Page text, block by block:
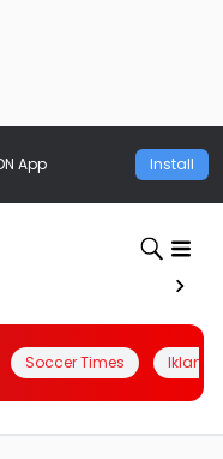
App Install
Soccer Times Iklanin